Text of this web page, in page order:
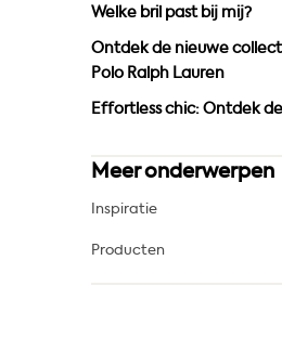
Welke bril past bij mij?
Ontdek de nieuwe
Polo Ralph Lauren
Effortless chic: Ontdek
Meer onderwerpen
Inspiratie
Producten